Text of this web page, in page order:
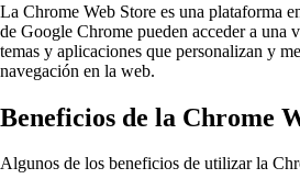
La Chrome Web Store es una plataforma
de Google Chrome pueden acceder a una
temas y aplicaciones que personalizan y
navegación en la web.
Beneficios de la Chrome
Algunos de los beneficios de utilizar la